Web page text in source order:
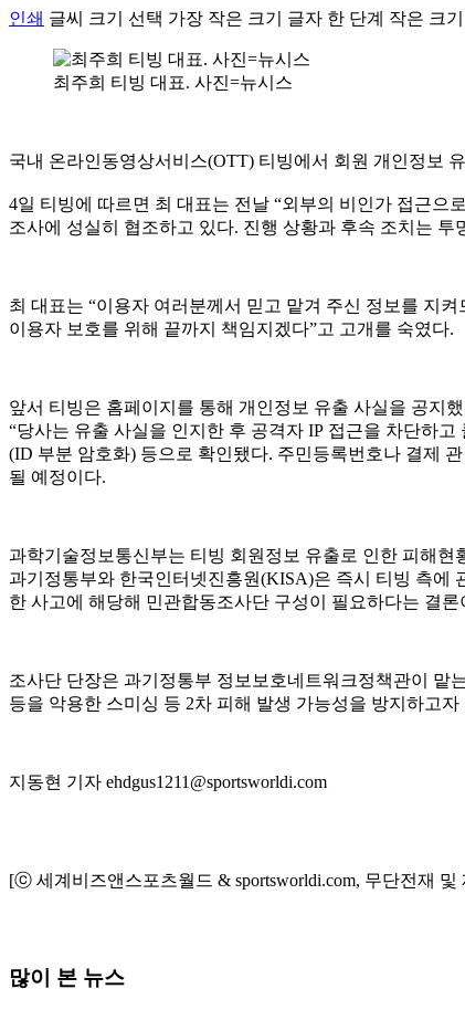
인쇄 글씨 크기 선택 가장 작은 크기 글자 한 단계 작은 크
최주희 티빙 대표. 사진=뉴시스
국내 온라인동영상서비스(OTT) 티빙에서 회원 개인정보
4일 티빙에 따르면 최 대표는 전날 “외부의 비인가 접근으
조사에 성실히 협조하고 있다. 진행 상황과 후속 조치는
최 대표는 “이용자 여러분께서 믿고 맡겨 주신 정보를 지
이용자 보호를 위해 끝까지 책임지겠다”고 고개를 숙였다.
앞서 티빙은 홈페이지를 통해 개인정보 유출 사실을 공지
“당사는 유출 사실을 인지한 후 공격자 IP 접근을 차단하고
(ID 부분 암호화) 등으로 확인됐다. 주민등록번호나 결제
될 예정이다.
과학기술정보통신부는 티빙 회원정보 유출로 인한 피해
과기정통부와 한국인터넷진흥원(KISA)은 즉시 티빙 측에
한 사고에 해당해 민관합동조사단 구성이 필요하다는 결론
조사단 단장은 과기정통부 정보보호네트워크정책관이 맡
등을 악용한 스미싱 등 2차 피해 발생 가능성을 방지하고
지동현 기자 ehdgus1211@sportsworldi.com
[ⓒ 세계비즈앤스포츠월드 & sportsworldi.com, 무단전재 및
많이 본 뉴스